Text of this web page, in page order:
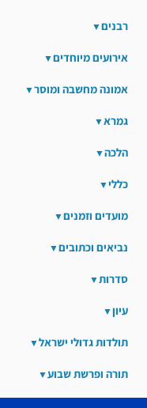
רבנים
אירועים מיוחדים
אמונה מחשבה ומוסר
גמרא
הלכה
כללי
מועדים וזמנים
נביאים וכתובים
סדרות
עיון
תולדות גדולי ישראל
תורה ופרשת שבוע